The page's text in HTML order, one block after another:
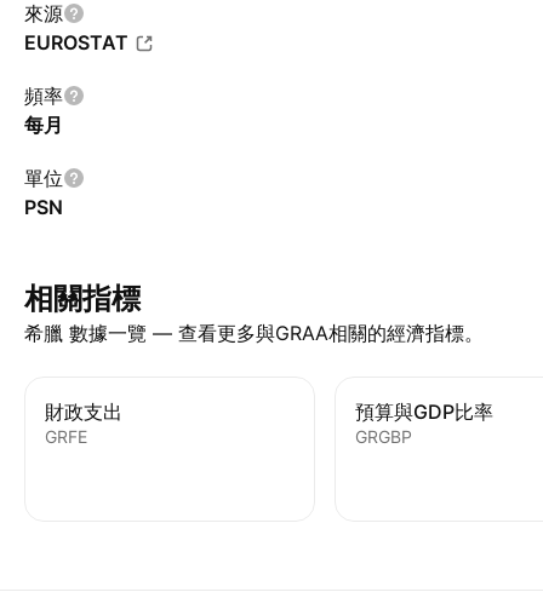
來源
EUROSTAT
頻率
每月
單位
PSN
相關指標
希臘 數據一覽 — 查看更多與GRAA相關的經濟指標。
財政支出
GRFE
預算與GDP比率
GRGBP